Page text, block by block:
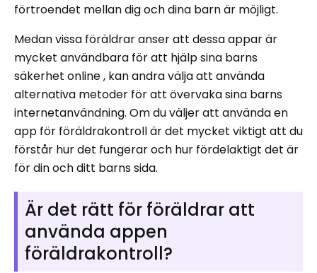
förtroendet mellan dig och dina barn är möjligt.
Medan vissa föräldrar anser att dessa appar är
mycket användbara för att hjälp sina barns
säkerhet online , kan andra välja att använda
alternativa metoder för att övervaka sina barns
internetanvändning. Om du väljer att använda en
app för föräldrakontroll är det mycket viktigt att du
förstår hur det fungerar och hur fördelaktigt det är
för din och ditt barns sida.
Är det rätt för föräldrar att
använda appen
föräldrakontroll?